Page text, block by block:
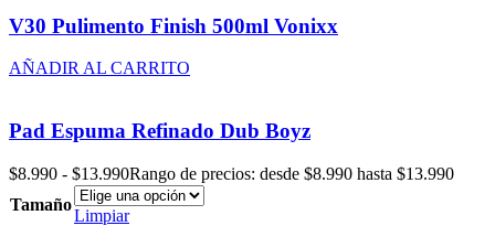
V30 Pulimento Finish 500ml Vonixx
AÑADIR AL CARRITO
Pad Espuma Refinado Dub Boyz
$8.990 - $13.990Rango de precios: desde $8.990 hasta $13.990
Tamaño
Limpiar